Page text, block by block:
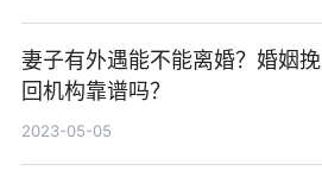
妻子有外遇能不能离婚？婚姻挽
回机构靠谱吗？
2023-05-05